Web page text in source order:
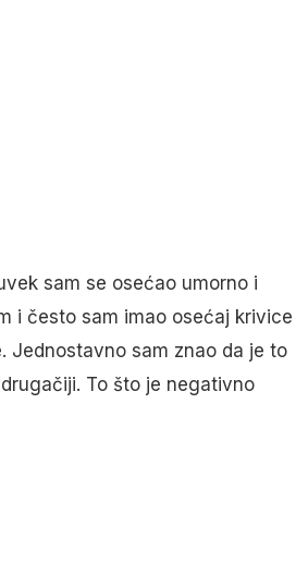
sam se osećao umorno i
i često sam imao osećaj krivice
Jednostavno sam znao da je to
To što je negativno